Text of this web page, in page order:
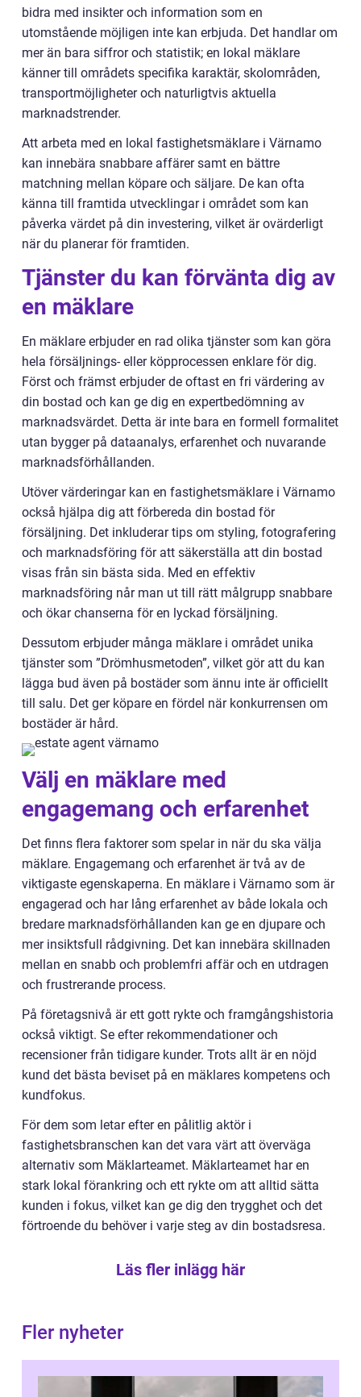
bidra med insikter och information som en
utomstående möjligen inte kan erbjuda. Det handlar om
mer än bara siffror och statistik; en lokal mäklare
känner till områdets specifika karaktär, skolområden,
transportmöjligheter och naturligtvis aktuella
marknadstrender.
Att arbeta med en lokal fastighetsmäklare i Värnamo
kan innebära snabbare affärer samt en bättre
matchning mellan köpare och säljare. De kan ofta
känna till framtida utvecklingar i området som kan
påverka värdet på din investering, vilket är ovärderligt
när du planerar för framtiden.
Tjänster du kan förvänta dig av
en mäklare
En mäklare erbjuder en rad olika tjänster som kan göra
hela försäljnings- eller köpprocessen enklare för dig.
Först och främst erbjuder de oftast en fri värdering av
din bostad och kan ge dig en expertbedömning av
marknadsvärdet. Detta är inte bara en formell formalitet
utan bygger på dataanalys, erfarenhet och nuvarande
marknadsförhållanden.
Utöver värderingar kan en fastighetsmäklare i Värnamo
också hjälpa dig att förbereda din bostad för
försäljning. Det inkluderar tips om styling, fotografering
och marknadsföring för att säkerställa att din bostad
visas från sin bästa sida. Med en effektiv
marknadsföring når man ut till rätt målgrupp snabbare
och ökar chanserna för en lyckad försäljning.
Dessutom erbjuder många mäklare i området unika
tjänster som ”Drömhusmetoden”, vilket gör att du kan
lägga bud även på bostäder som ännu inte är officiellt
till salu. Det ger köpare en fördel när konkurrensen om
bostäder är hård.
Välj en mäklare med
engagemang och erfarenhet
Det finns flera faktorer som spelar in när du ska välja
mäklare. Engagemang och erfarenhet är två av de
viktigaste egenskaperna. En mäklare i Värnamo som är
engagerad och har lång erfarenhet av både lokala och
bredare marknadsförhållanden kan ge en djupare och
mer insiktsfull rådgivning. Det kan innebära skillnaden
mellan en snabb och problemfri affär och en utdragen
och frustrerande process.
På företagsnivå är ett gott rykte och framgångshistoria
också viktigt. Se efter rekommendationer och
recensioner från tidigare kunder. Trots allt är en nöjd
kund det bästa beviset på en mäklares kompetens och
kundfokus.
För dem som letar efter en pålitlig aktör i
fastighetsbranschen kan det vara värt att överväga
alternativ som Mäklarteamet. Mäklarteamet har en
stark lokal förankring och ett rykte om att alltid sätta
kunden i fokus, vilket kan ge dig den trygghet och det
förtroende du behöver i varje steg av din bostadsresa.
Läs fler inlägg här
Fler nyheter